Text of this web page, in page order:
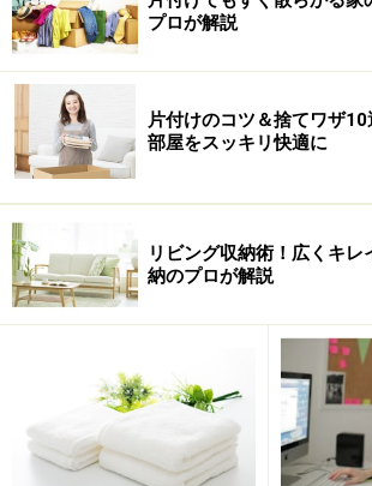
楽天市場で人気の収納用品をチ
プロが解説
片付けのコツ＆捨てワザ
部屋をスッキリ快適に
リビング収納術！広くキレ
納のプロが解説